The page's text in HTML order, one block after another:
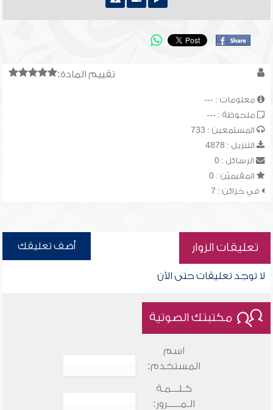
تقييم المادة:
معلومات : ---
ملحوظة : ---
المستمعين : 733
التنزيل : 4878
الرسائل : 0
المقيميّن : 0
في خزائن : 7
تعليقات الزوار أضف تعليقك
لا توجد تعليقات حتى الآن
مكتبتك الصوتية
اسم
المستخدم:
كـلـــمـة
الـمـــــرور: